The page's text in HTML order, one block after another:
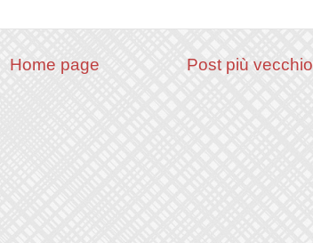
Post più vecchio
Home page